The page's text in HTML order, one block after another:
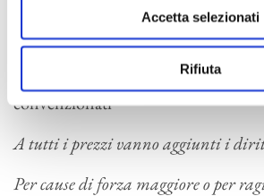
Accetta selezionati
Rifiuta
Riduzioni
Ridotto: under30, over60, gruppi,
convenzionati
A tutti i prezzi vanno aggiunti i
Per cause di forza maggiore o per